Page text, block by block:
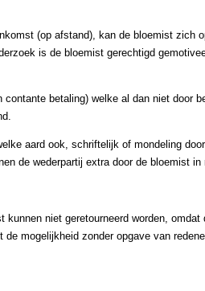
(op afstand), kan de bloemist zich
is de bloemist gerechtigd
betaling) welke al dan niet door
aard ook, schriftelijk of mondeling
de wederpartij extra door de bloemist in
niet geretourneerd worden,
mogelijkheid zonder opgave van